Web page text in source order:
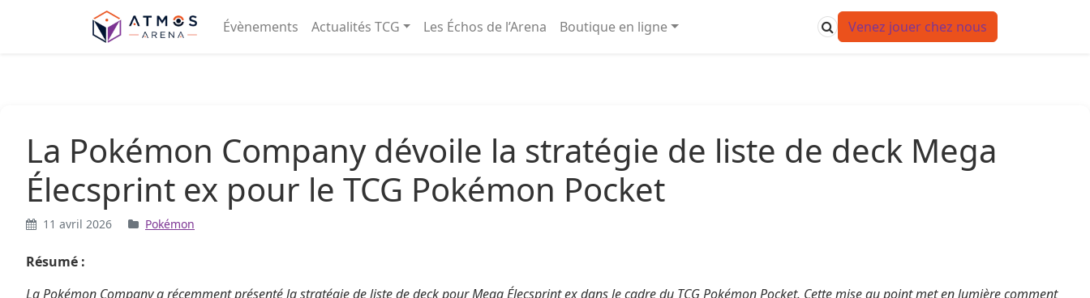
Évènements
Actualités TCG Les Échos de l’Arena Boutique en ligne Venez jouer chez nous
La Pokémon Company dévoile la stratégie de liste de deck Mega
Élecsprint ex pour le TCG Pokémon Pocket
11 avril 2026 Pokémon
Résumé :
La Pokémon Company a récemment présenté la stratégie de liste de deck pour Mega Élecsprint ex dans le cadre du TCG Pokémon Pocket. Cette mise au point met en lumière comment